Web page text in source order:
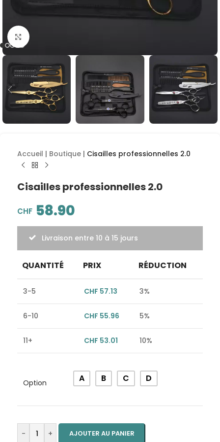
Cliquez pour agrandir
Accueil | Boutique | Cisailles professionnelles 2.0
Cisailles professionnelles 2.0
CHF 58.90
Livraison entre 10 à 15 jours
QUANTITÉ PRIX RÉDUCTION
3-5 CHF 57.13 3%
6-10 CHF 55.96 5%
11+ CHF 53.01 10%
Option A B C D
- + AJOUTER AU PANIER